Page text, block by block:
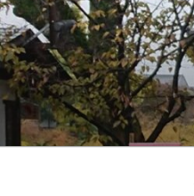
コ
ン
テ
ン
ツ